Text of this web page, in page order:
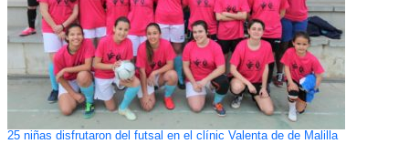
25 niñas disfrutaron del futsal en el clínic Valenta de de Malilla